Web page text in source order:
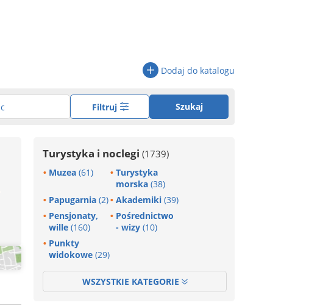
Dodaj do katalogu
Filtruj Szukaj
Turystyka i noclegi (1739)
Muzea (61)
Turystyka
morska (38)
Papugarnia (2) Akademiki (39)
Pensjonaty,
wille (160)
Pośrednictwo
- wizy (10)
Punkty
widokowe (29)
WSZYSTKIE KATEGORIE